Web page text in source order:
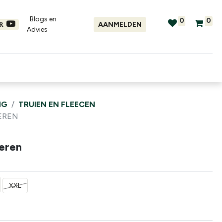
Blogs en
Advies​
AANMELDEN 0 0
TRUIEN EN FLEECEN
XXL